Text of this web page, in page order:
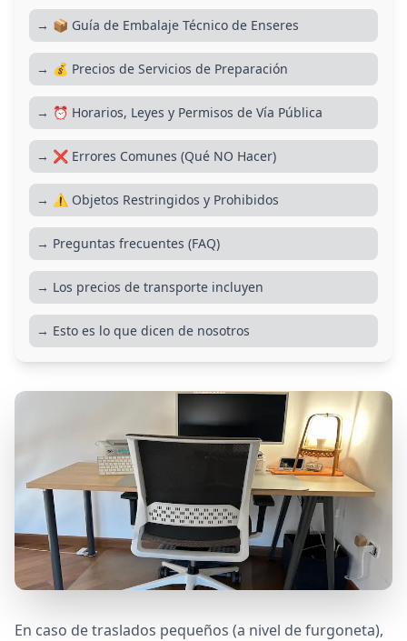
→ 📦 Guía de Embalaje Técnico de Enseres
→ 💰 Precios de Servicios de Preparación
→ ⏰ Horarios, Leyes y Permisos de Vía Pública
→ ❌ Errores Comunes (Qué NO Hacer)
→ ⚠️ Objetos Restringidos y Prohibidos
→ Preguntas frecuentes (FAQ)
→ Los precios de transporte incluyen
→ Esto es lo que dicen de nosotros
En caso de traslados pequeños (a nivel de furgoneta),